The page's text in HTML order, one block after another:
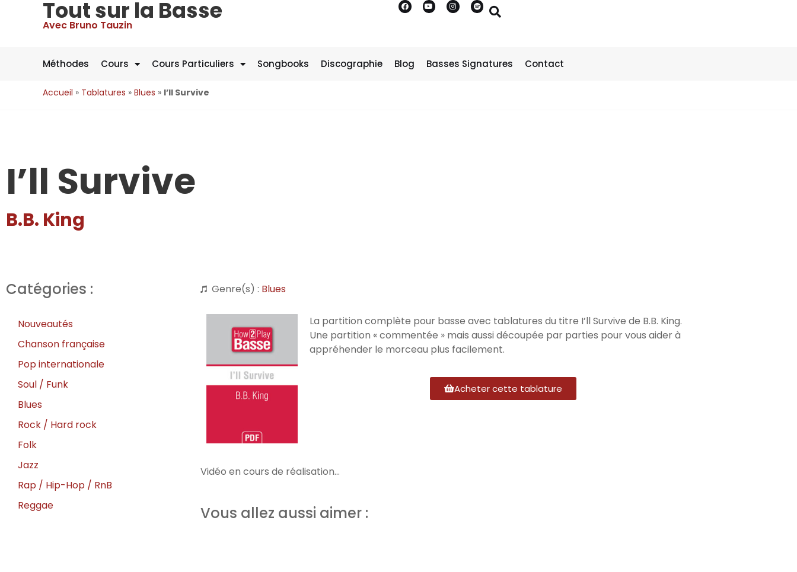
Tout sur la Basse
Avec Bruno Tauzin
Méthodes Cours Cours Particuliers Songbooks Discographie Blog Basses Signatures Contact
Accueil » Tablatures » Blues » I’ll Survive
I’ll Survive
B.B. King
Catégories :
Nouveautés
Chanson française
Pop internationale
Soul / Funk
Blues
Rock / Hard rock
Folk
Jazz
Rap / Hip-Hop / RnB
Reggae
Genre(s) : Blues
La partition complète pour basse avec tablatures du titre I’ll Survive de B.B. King.
Une partition « commentée » mais aussi découpée par parties pour vous aider à
appréhender le morceau plus facilement.
Acheter cette tablature
Vidéo en cours de réalisation...
Vous allez aussi aimer :